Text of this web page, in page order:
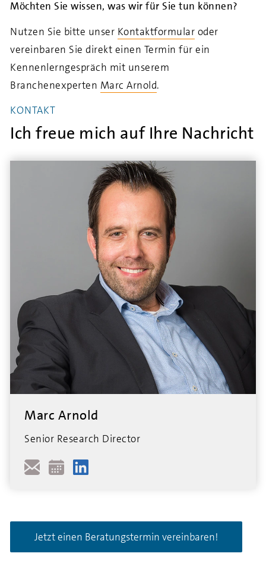
Möchten Sie wissen, was wir für Sie tun können?
Nutzen Sie bitte unser Kontaktformular oder
vereinbaren Sie direkt einen Termin für ein
Kennenlerngespräch mit unserem
Branchenexperten Marc Arnold.
KONTAKT
Ich freue mich auf Ihre Nachricht
Marc Arnold
Senior Research Director
Jetzt einen Beratungstermin vereinbaren!